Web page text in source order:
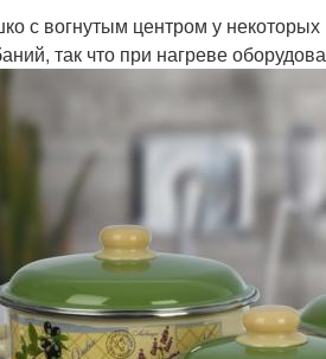
с вогнутым центром у
так что при нагреве